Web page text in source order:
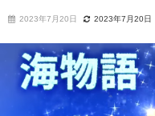
2023年7月20日 2023年7月20日